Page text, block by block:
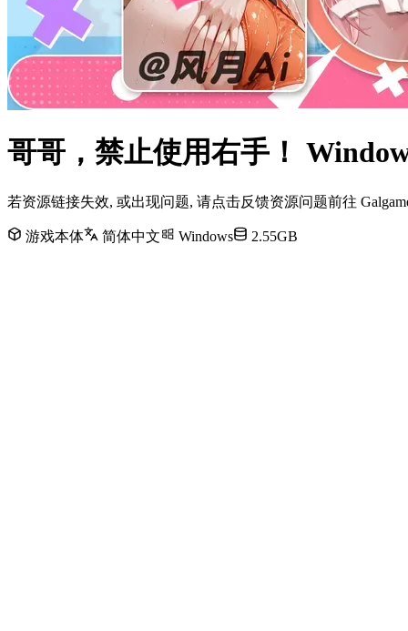
哥哥，禁止使用右手！
若资源链接失效, 或出现问题, 请点击反馈资源问题前往
游戏本体 简体中文 Windows 2.55GB